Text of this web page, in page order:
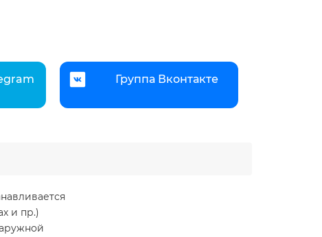
Группа Вконтакте
и пр.)